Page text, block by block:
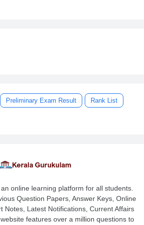
Preliminary Exam Result Rank List
online learning platform for all students.
Question Papers, Answer Keys, Online
Notes, Latest Notifications, Current Affairs
features over a million questions to